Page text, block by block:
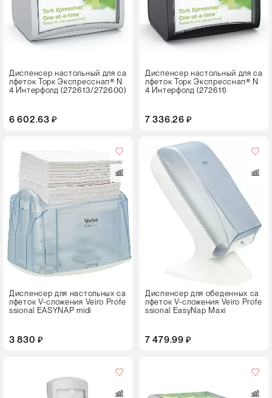
Диспенсер настольный для са
лфеток Торк Экспресснап® N
4 Интерфолд (272613/272600)
6 602.63 ₽
Диспенсер настольный для са
лфеток Торк Экспресснап® N
4 Интерфолд (272611)
7 336.26 ₽
Диспенсер для настольных са
лфеток V-сложения Veiro Profe
ssional EASYNAP midi
3 830 ₽
Диспенсер для обеденных са
лфеток V-сложения Veiro Profe
ssional EasyNap Maxi
7 479.99 ₽